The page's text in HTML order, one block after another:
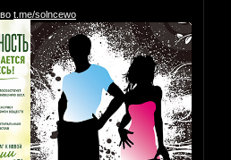
t.me/solncewo